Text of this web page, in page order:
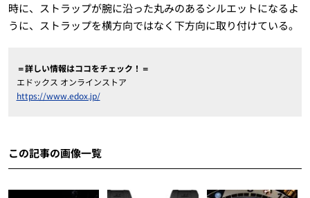
時に、ストラップが腕に沿った丸みのあるシルエットになるよ
うに、ストラップを横方向ではなく下方向に取り付けている。
＝詳しい情報はココをチェック！＝
エドックス オンラインストア
https://www.edox.jp/
この記事の画像一覧